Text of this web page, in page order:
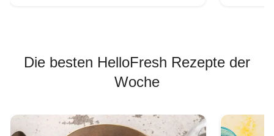
Die besten HelloFresh Rezepte der
Woche